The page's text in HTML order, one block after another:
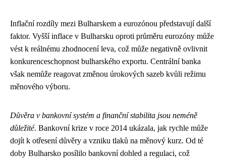
Inflační rozdíly mezi Bulharskem a eurozónou představují další
faktor. Vyšší inflace v Bulharsku oproti průměru eurozóny může
vést k reálnému zhodnocení leva, což může negativně ovlivnit
konkurenceschopnost bulharského exportu. Centrální banka
však nemůže reagovat změnou úrokových sazeb kvůli režimu
měnového výboru.
Důvěra v bankovní systém a finanční stabilita jsou neméně
důležité. Bankovní krize v roce 2014 ukázala, jak rychle může
dojít k otřesení důvěry a vzniku tlaků na měnový kurz. Od té
doby Bulharsko posílilo bankovní dohled a regulaci, což